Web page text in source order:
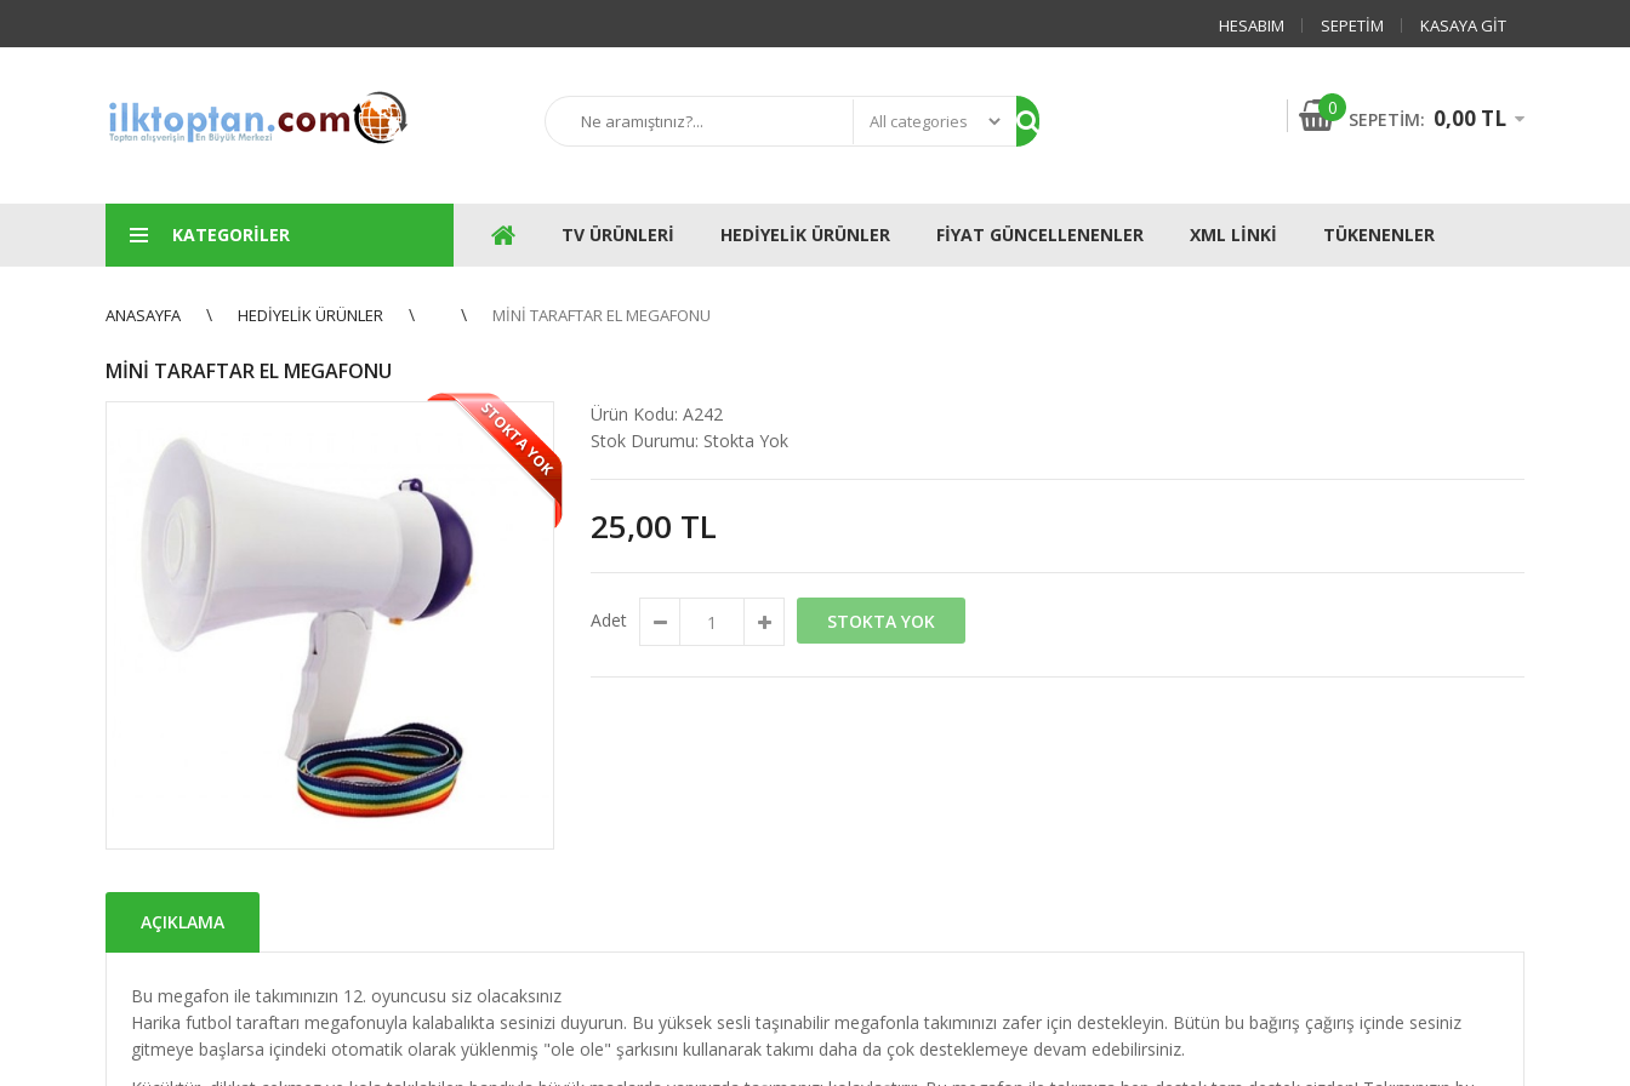
HESABIM SEPETIM KASAYA GIT
0
SEPETIM: 0,00 TL
KATEGORILER TV ÜRÜNLERI HEDIYELIK ÜRÜNLER FIYAT GÜNCELLENENLER XML LINKI TÜKENENLER
ANASAYFA HEDIYELIK ÜRÜNLER MINI TARAFTAR EL MEGAFONU
MINI TARAFTAR EL MEGAFONU
STOKTA YOK Ürün Kodu: A242
Stok Durumu: Stokta Yok
25,00 TL
Adet STOKTA YOK
AÇIKLAMA
Bu megafon ile takımınızın 12. oyuncusu siz olacaksınız
Harika futbol taraftarı megafonuyla kalabalıkta sesinizi duyurun. Bu yüksek sesli taşınabilir megafonla takımınızı zafer için destekleyin. Bütün bu bağırış çağırış içinde sesiniz
gitmeye başlarsa içindeki otomatik olarak yüklenmiş "ole ole" şarkısını kullanarak takımı daha da çok desteklemeye devam edebilirsiniz.